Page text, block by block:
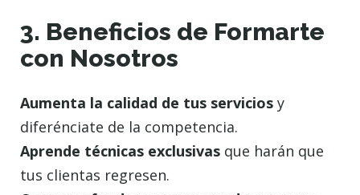
3. Beneficios de Formarte
con Nosotros
Aumenta la calidad de tus servicios y
diferénciate de la competencia.
Aprende técnicas exclusivas que harán que
tus clientas regresen.